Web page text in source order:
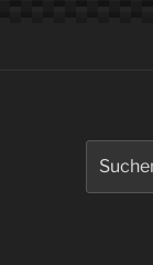
nach: